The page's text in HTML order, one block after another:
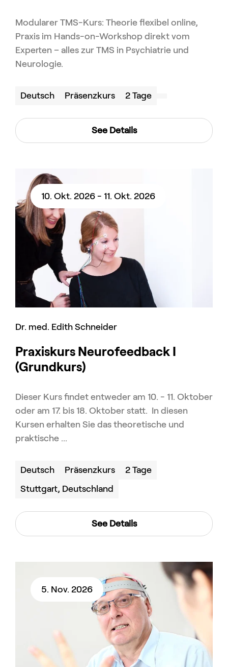
Modularer TMS-Kurs: Theorie flexibel online,
Praxis im Hands-on-Workshop direkt vom
Experten – alles zur TMS in Psychiatrie und
Neurologie.
Deutsch Präsenzkurs 2 Tage
See Details
10. Okt. 2026 - 11. Okt. 2026
Dr. med. Edith Schneider
Praxiskurs Neurofeedback I
(Grundkurs)
Dieser Kurs findet entweder am 10. - 11. Oktober
oder am 17. bis 18. Oktober statt. In diesen
Kursen erhalten Sie das theoretische und
praktische ...
Deutsch
Präsenzkurs
Stuttgart, Deutschland
2 Tage
See Details
5. Nov. 2026